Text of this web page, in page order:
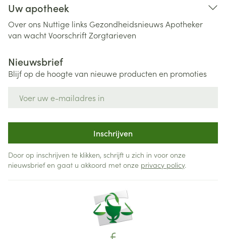
Uw apotheek
Over ons Nuttige links Gezondheidsnieuws Apotheker
van wachtVoorschriftZorgtarieven
Nieuwsbrief
Blijf op de hoogte van nieuwe producten en promoties
Inschrijven
Door op inschrijven te klikken, schrijft u zich in voor onze
nieuwsbrief en gaat u akkoord met onze privacy policy.